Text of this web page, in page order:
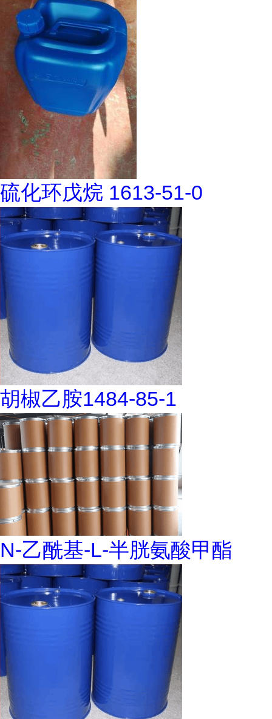
硫化环戊烷 1613-51-0
胡椒乙胺1484-85-1
N-乙酰基-L-半胱氨酸甲酯